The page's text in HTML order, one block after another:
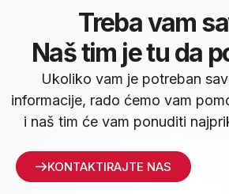
Treba vam
Naš tim je tu da
Ukoliko vam je potreban
informacije, rado ćemo vam
i naš tim će vam ponuditi
KONTAKTIRAJTE NAS